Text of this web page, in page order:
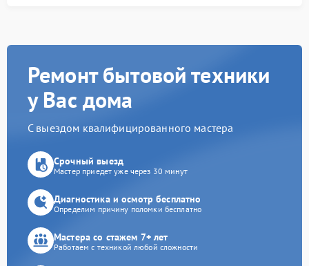
Ремонт бытовой техники
у Вас дома
С выездом квалифицированного мастера
Срочный выезд
Мастер приедет уже через 30 минут
Диагностика и осмотр бесплатно
Определим причину поломки бесплатно
Мастера со стажем 7+ лет
Работаем с техникой любой сложности